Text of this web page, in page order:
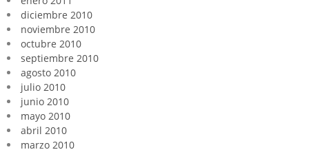
diciembre 2010
noviembre 2010
octubre 2010
septiembre 2010
agosto 2010
julio 2010
junio 2010
mayo 2010
abril 2010
marzo 2010